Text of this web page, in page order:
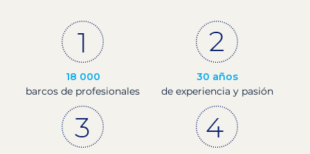
18 000
barcos de profesionales
30 años
de experiencia y pasión